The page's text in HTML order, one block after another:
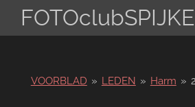
direct
VOORBLAD » LEDEN » Harm »